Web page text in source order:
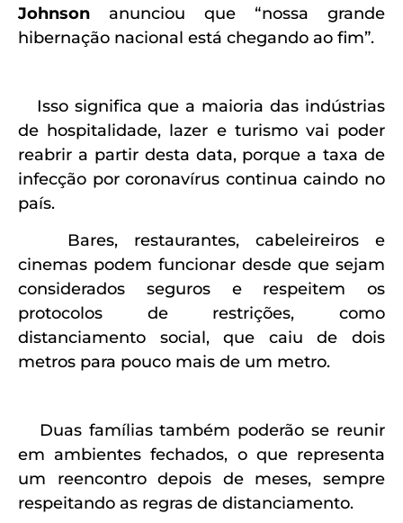
Johnson anunciou que “nossa grande
hibernação nacional está chegando ao fim”.
Isso significa que a maioria das indústrias
de hospitalidade, lazer e turismo vai poder
reabrir a partir desta data, porque a taxa de
infecção por coronavírus continua caindo no
país.
Bares, restaurantes, cabeleireiros e
cinemas podem funcionar desde que sejam
considerados seguros e respeitem os
protocolos de restrições, como
distanciamento social, que caiu de dois
metros para pouco mais de um metro.
Duas famílias também poderão se reunir
em ambientes fechados, o que representa
um reencontro depois de meses, sempre
respeitando as regras de distanciamento.